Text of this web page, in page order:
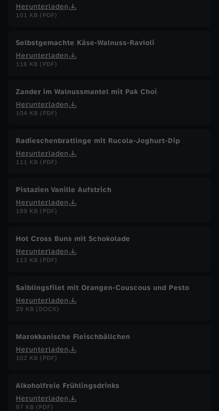
Herunterladen
101 KB (PDF)
Selbstgemachte Käse-Walnuss-Ravioli
Herunterladen
116 KB (PDF)
Zander im Walnussmantel mit Pak Choi
Herunterladen
104 KB (PDF)
Radieschenbratlinge mit Rucola-Joghurt-Dip
Herunterladen
111 KB (PDF)
Pistazien Vanille Aufstrich
Herunterladen
189 KB (PDF)
Hot Cross Buns mit Schokolade
Herunterladen
113 KB (PDF)
Saiblingsfilet mit Orangen-Couscous und Pesto
Herunterladen
29 KB (DOCX)
Marokkanische Fleischbällchen
Herunterladen
102 KB (PDF)
Alkoholfreie Frühlingsdrinks
Herunterladen
97 KB (PDF)